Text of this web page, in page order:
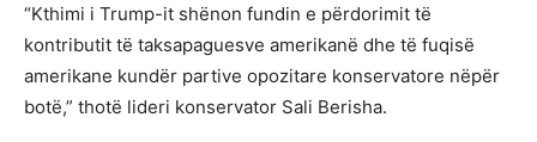
“Kthimi i Trump-it shënon fundin e përdorimit të
kontributit të taksapaguesve amerikanë dhe të fuqisë
amerikane kundër partive opozitare konservatore nëpër
botë,” thotë lideri konservator Sali Berisha.